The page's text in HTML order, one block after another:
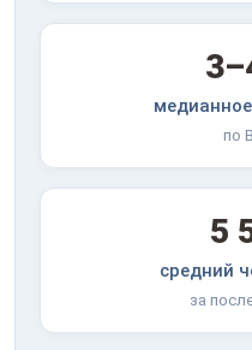
по
5
средний
за